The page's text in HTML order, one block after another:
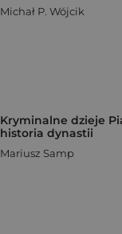
Michał P. Wójcik
Kryminalne dzieje
historia dynastii
Mariusz Samp